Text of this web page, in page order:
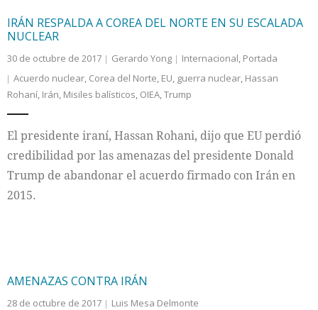
IRÁN RESPALDA A COREA DEL NORTE EN SU ESCALADA
NUCLEAR
30 de octubre de 2017 Gerardo Yong Internacional, Portada
Acuerdo nuclear, Corea del Norte, EU, guerra nuclear, Hassan
Rohaní, Irán, Misiles balísticos, OIEA,Trump
El presidente iraní, Hassan Rohani, dijo que EU perdió
credibilidad por las amenazas del presidente Donald
Trump de abandonar el acuerdo firmado con Irán en
2015.
AMENAZAS CONTRA IRÁN
28 de octubre de 2017
Luis Mesa Delmonte